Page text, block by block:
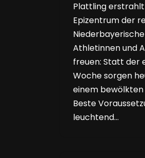
Plattling erstrahlt
Epizentrum der
Athletinnen und
freuen: Statt der
Woche sorgen
einem
Beste
leuchtend…